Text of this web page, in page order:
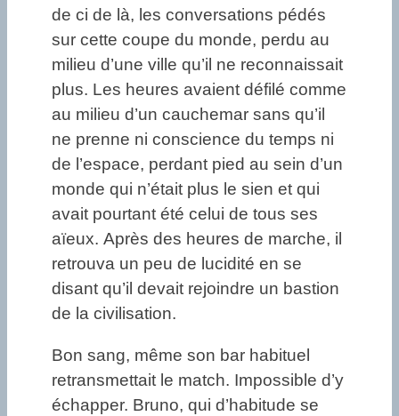
de ci de là, les conversations pédés
sur cette coupe du monde, perdu au
milieu d’une ville qu’il ne reconnaissait
plus. Les heures avaient défilé comme
au milieu d’un cauchemar sans qu’il
ne prenne ni conscience du temps ni
de l’espace, perdant pied au sein d’un
monde qui n’était plus le sien et qui
avait pourtant été celui de tous ses
aïeux. Après des heures de marche, il
retrouva un peu de lucidité en se
disant qu’il devait rejoindre un bastion
de la civilisation.
Bon sang, même son bar habituel
retransmettait le match. Impossible d’y
échapper. Bruno, qui d’habitude se